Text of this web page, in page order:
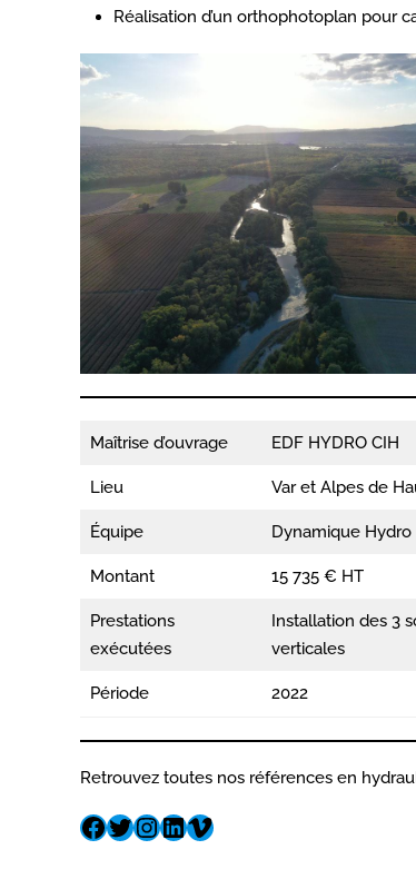
Réalisation d’un orthophotoplan pour
Maîtrise d’ouvrage EDF HYDRO CIH
Lieu Var et Alpes de
Équipe Dynamique Hydro
Montant 15 735 € HT
Prestations
exécutées
Installation des 3
verticales
Période 2022
Retrouvez toutes nos références en